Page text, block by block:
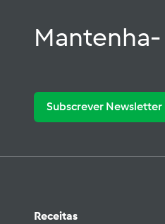
Mantenha-
Subscrever Newsletter
Receitas